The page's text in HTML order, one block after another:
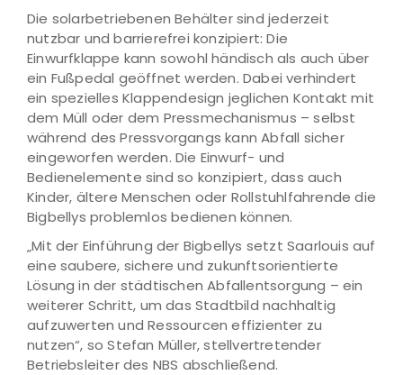
Die solarbetriebenen Behälter sind jederzeit
nutzbar und barrierefrei konzipiert: Die
Einwurfklappe kann sowohl händisch als auch über
ein Fußpedal geöffnet werden. Dabei verhindert
ein spezielles Klappendesign jeglichen Kontakt mit
dem Müll oder dem Pressmechanismus – selbst
während des Pressvorgangs kann Abfall sicher
eingeworfen werden. Die Einwurf- und
Bedienelemente sind so konzipiert, dass auch
Kinder, ältere Menschen oder Rollstuhlfahrende die
Bigbellys problemlos bedienen können.
„Mit der Einführung der Bigbellys setzt Saarlouis auf
eine saubere, sichere und zukunftsorientierte
Lösung in der städtischen Abfallentsorgung – ein
weiterer Schritt, um das Stadtbild nachhaltig
aufzuwerten und Ressourcen effizienter zu
nutzen“, so Stefan Müller, stellvertretender
Betriebsleiter des NBS abschließend.